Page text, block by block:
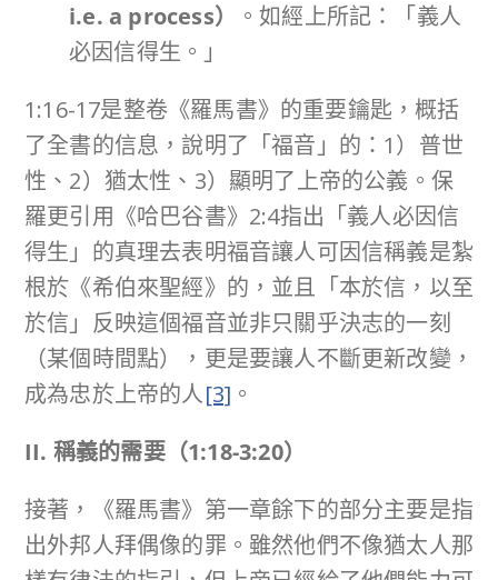
i.e. a process）
。如經上所記：「義人
必因信得生。」
1:16-17是整卷《羅馬書》的重要鑰匙，概括
了全書的信息，說明了「福音」的：1）普世
性、2）猶太性、3）顯明了上帝的公義。保
羅更引用《哈巴谷書》2:4指出「義人必因信
得生」的真理去表明福音讓人可因信稱義是紮
根於《希伯來聖經》的，並且「本於信，以至
於信」反映這個福音並非只關乎決志的一刻
（某個時間點），更是要讓人不斷更新改變，
成為忠於上帝的人[3] 。
II. 稱義的需要（1:18-3:20）
接著，《羅馬書》第一章餘下的部分主要是指
出外邦人拜偶像的罪。雖然他們不像猶太人那